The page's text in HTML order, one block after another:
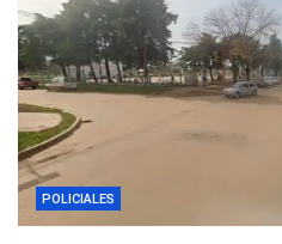
POLICIALES